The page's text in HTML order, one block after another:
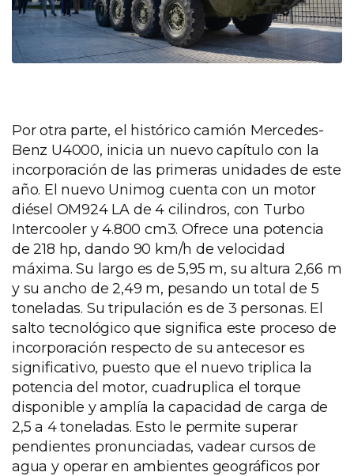
Por otra parte, el histórico camión Mercedes-
Benz U4000, inicia un nuevo capítulo con la
incorporación de las primeras unidades de este
año. El nuevo Unimog cuenta con un motor
diésel OM924 LA de 4 cilindros, con Turbo
Intercooler y 4.800 cm3. Ofrece una potencia
de 218 hp, dando 90 km/h de velocidad
máxima. Su largo es de 5,95 m, su altura 2,66 m
y su ancho de 2,49 m, pesando un total de 5
toneladas. Su tripulación es de 3 personas. El
salto tecnológico que significa este proceso de
incorporación respecto de su antecesor es
significativo, puesto que el nuevo triplica la
potencia del motor, cuadruplica el torque
disponible y amplía la capacidad de carga de
2,5 a 4 toneladas. Esto le permite superar
pendientes pronunciadas, vadear cursos de
agua y operar en ambientes geográficos por